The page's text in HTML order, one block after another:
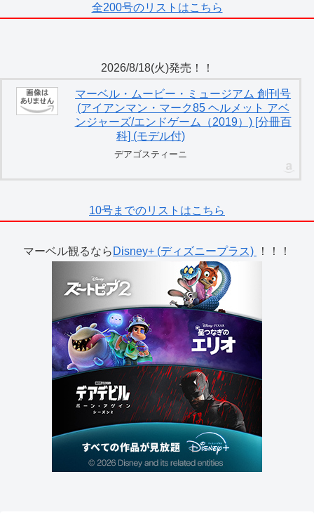
全200号のリストはこちら
2026/8/18(火)発売！！
マーベル・ムービー・ミュージアム 創刊号
(アイアンマン・マーク85 ヘルメット アベ
ンジャーズ/エンドゲーム（2019）) [分冊百
科] (モデル付)
デアゴスティーニ
10号までのリストはこちら
マーベル観るなら Disney+ (ディズニープラス) ！！！